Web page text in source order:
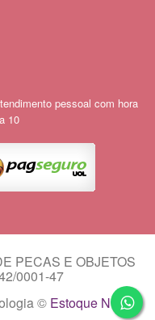
pessoal com hora
10
PECAS E OBJETOS
0001-47
© Estoque NOW.